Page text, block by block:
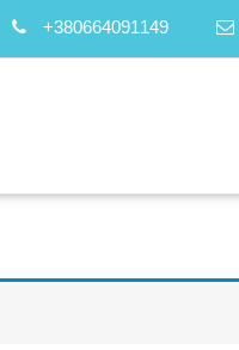
+380664091149